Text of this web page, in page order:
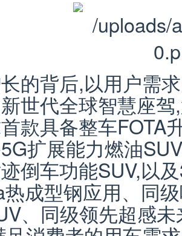
的背后,以用户需
世代全球智慧座
款具备整车FOTA
扩展能力燃油
倒车功能SUV,以
成型钢应用、同
、同级领先超感